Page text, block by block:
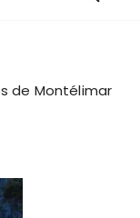
de Montélimar